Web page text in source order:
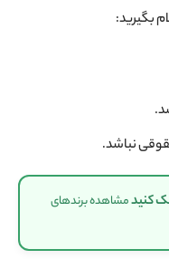
بگیرید:
نباشد.
کنیدمشاهده برندهای